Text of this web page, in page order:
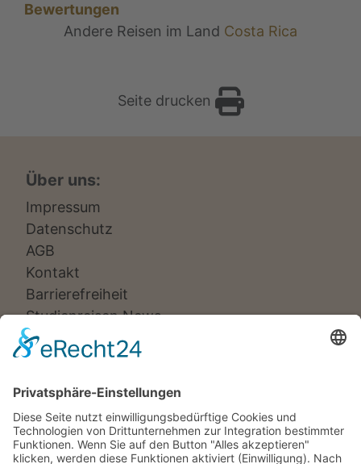
Bewertungen
Andere Reisen im Land Costa Rica
Seite drucken
Über uns:
Impressum
Datenschutz
AGB
Kontakt
Barrierefreiheit
Studienreisen News
Veranstalter:
Ameropa Reisen
Bavaria Fernreisen
Berge & Meer
Gebeco